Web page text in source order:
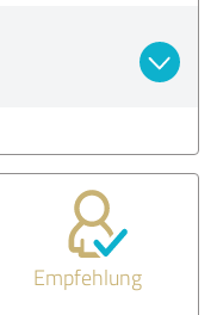
Empfehlung